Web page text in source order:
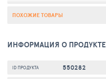
ПОХОЖИЕ ТОВАРЫ
ИНФОРМАЦИЯ О ПРОДУКТЕ
ID ПРОДУКТА 550282